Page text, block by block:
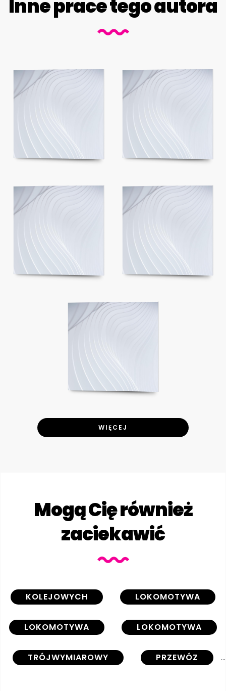
Inne prace tego autora
WIĘCEJ
Mogą Cię również
zaciekawić
KOLEJOWYCH LOKOMOTYWA
LOKOMOTYWA LOKOMOTYWA
TRÓJWYMIAROWY PRZEWÓZ